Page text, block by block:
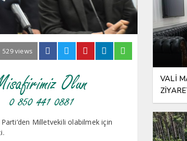
529 views
Milletvekili olabilmek için
VALİ